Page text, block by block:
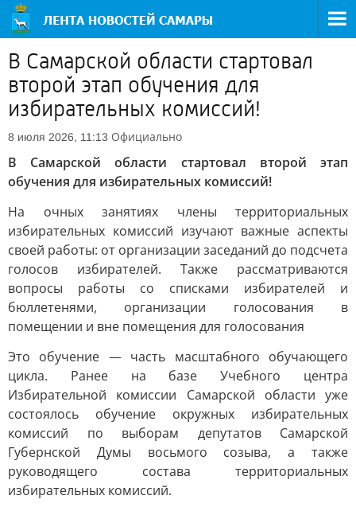
В Самарской области стартовал
второй этап обучения для
избирательных комиссий!
8 июля 2026, 11:13 Официально
В Самарской области стартовал второй этап
обучения для избирательных комиссий!
На очных занятиях члены территориальных
избирательных комиссий изучают важные аспекты
своей работы: от организации заседаний до подсчета
голосов избирателей. Также рассматриваются
вопросы работы со списками избирателей и
бюллетенями, организации голосования в
помещении и вне помещения для голосования
Это обучение — часть масштабного обучающего
цикла. Ранее на базе Учебного центра
Избирательной комиссии Самарской области уже
состоялось обучение окружных избирательных
комиссий по выборам депутатов Самарской
Губернской Думы восьмого созыва, а также
руководящего состава территориальных
избирательных комиссий.